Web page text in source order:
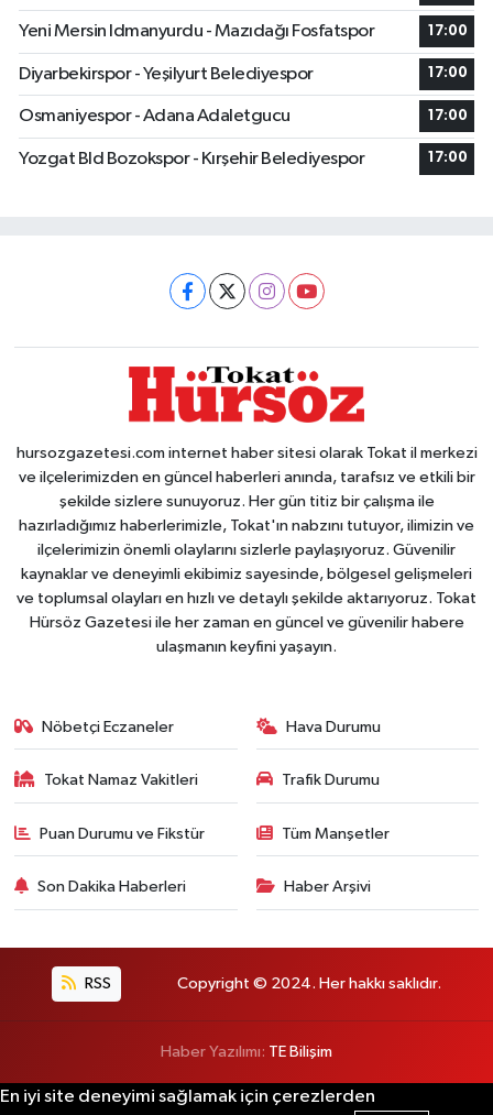
Yeni Mersin Idmanyurdu - Mazıdağı Fosfatspor 17:00
Diyarbekirspor - Yeşilyurt Belediyespor 17:00
Osmaniyespor - Adana Adaletgucu 17:00
Yozgat Bld Bozokspor - Kırşehir Belediyespor 17:00
hursozgazetesi.com internet haber sitesi olarak Tokat il merkezi
ve ilçelerimizden en güncel haberleri anında, tarafsız ve etkili bir
şekilde sizlere sunuyoruz. Her gün titiz bir çalışma ile
hazırladığımız haberlerimizle, Tokat'ın nabzını tutuyor, ilimizin ve
ilçelerimizin önemli olaylarını sizlerle paylaşıyoruz. Güvenilir
kaynaklar ve deneyimli ekibimiz sayesinde, bölgesel gelişmeleri
ve toplumsal olayları en hızlı ve detaylı şekilde aktarıyoruz. Tokat
Hürsöz Gazetesi ile her zaman en güncel ve güvenilir habere
ulaşmanın keyfini yaşayın.
Nöbetçi Eczaneler Hava Durumu
Tokat Namaz Vakitleri Trafik Durumu
Puan Durumu ve Fikstür Tüm Manşetler
Son Dakika Haberleri Haber Arşivi
RSS Copyright © 2024. Her hakkı saklıdır.
Haber Yazılımı: TE Bilişim
En iyi site deneyimi sağlamak için çerezlerden